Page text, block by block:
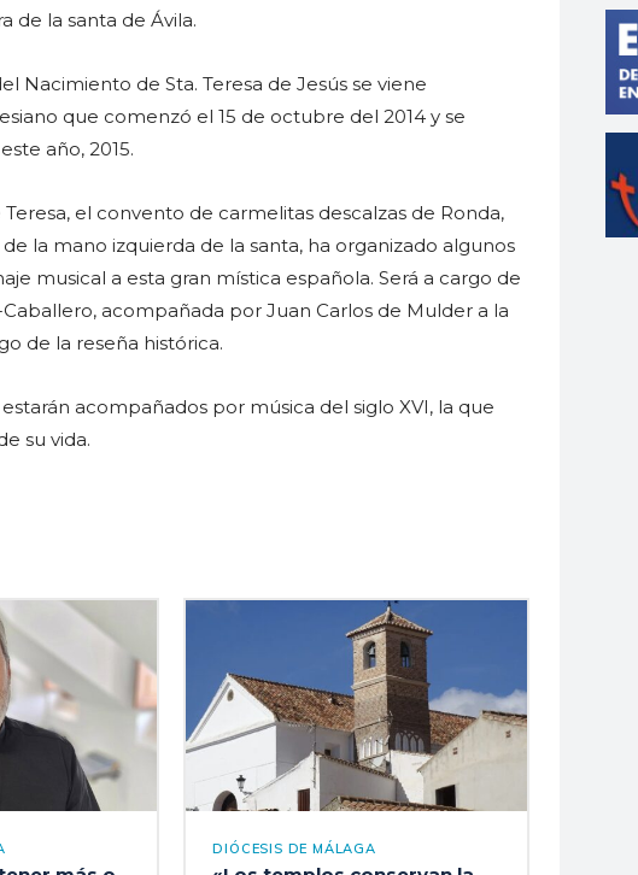
de la santa de Ávila.
Nacimiento de Sta. Teresa de Jesús se viene
que comenzó el 15 de octubre del 2014 y se
año, 2015.
el convento de carmelitas descalzas de Ronda,
la mano izquierda de la santa, ha organizado algunos
musical a esta gran mística española. Será a cargo de
acompañada por Juan Carlos de Mulder a la
de la reseña histórica.
acompañados por música del siglo XVI, la que
su vida.
DIÓCESIS DE MÁLAGA